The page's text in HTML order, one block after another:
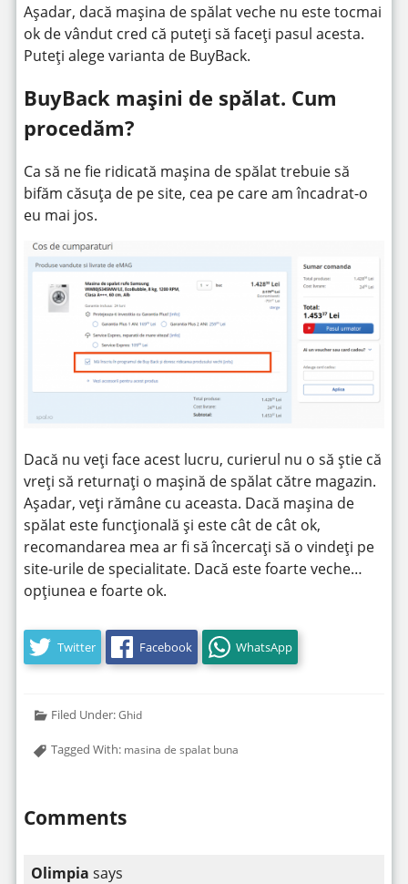
Așadar, dacă mașina de spălat veche nu este tocmai
ok de vândut cred că puteți să faceți pasul acesta.
Puteți alege varianta de BuyBack.
BuyBack mașini de spălat. Cum
procedăm?
Ca să ne fie ridicată mașina de spălat trebuie să
bifăm căsuța de pe site, cea pe care am încadrat-o
eu mai jos.
Dacă nu veți face acest lucru, curierul nu o să știe că
vreți să returnați o mașină de spălat către magazin.
Așadar, veți rămâne cu aceasta. Dacă mașina de
spălat este funcțională și este cât de cât ok,
recomandarea mea ar fi să încercați să o vindeți pe
site-urile de specialitate. Dacă este foarte veche…
opțiunea e foarte ok.
Twitter Facebook WhatsApp
Filed Under:Ghid
Tagged With: masina de spalat buna
Comments
Olimpia says